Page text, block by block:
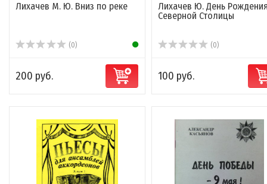
Лихачев М. Ю. Вниз по реке
(0)
200 руб.
Лихачев Ю. День
Северной Столицы
(0)
100 руб.